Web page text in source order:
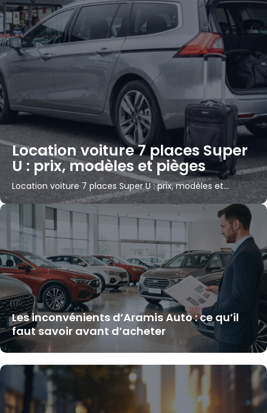
Location voiture 7 places Super
U : prix, modèles et pièges
Location voiture 7 places Super U : prix, modèles et…
Les inconvénients d’Aramis Auto : ce qu’il
faut savoir avant d’acheter